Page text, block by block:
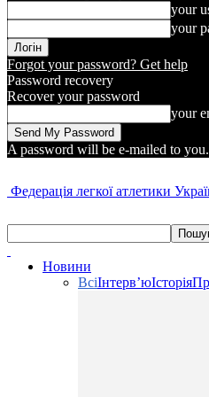
your
your
Forgot your password? Get help
Password recovery
Recover your password
your
A password will be e-mailed to you.
Федерація легкої атлетики
Новини
ВсіІнтерв’юІсторія